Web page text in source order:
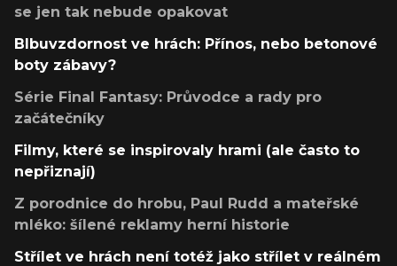
se jen tak nebude opakovat
Blbuvzdornost ve hrách: Přínos, nebo betonové
boty zábavy?
Série Final Fantasy: Průvodce a rady pro
začátečníky
Filmy, které se inspirovaly hrami (ale často to
nepřiznají)
Z porodnice do hrobu, Paul Rudd a mateřské
mléko: šílené reklamy herní historie
Střílet ve hrách není totéž jako střílet v reálném